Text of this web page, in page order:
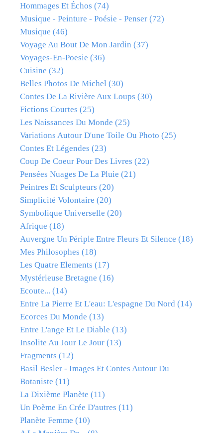
Hommages Et Échos (74)
Musique - Peinture - Poésie - Penser (72)
Musique (46)
Voyage Au Bout De Mon Jardin (37)
Voyages-En-Poesie (36)
Cuisine (32)
Belles Photos De Michel (30)
Contes De La Rivière Aux Loups (30)
Fictions Courtes (25)
Les Naissances Du Monde (25)
Variations Autour D'une Toile Ou Photo (25)
Contes Et Légendes (23)
Coup De Coeur Pour Des Livres (22)
Pensées Nuages De La Pluie (21)
Peintres Et Sculpteurs (20)
Simplicité Volontaire (20)
Symbolique Universelle (20)
Afrique (18)
Auvergne Un Périple Entre Fleurs Et Silence (18)
Mes Philosophes (18)
Les Quatre Elements (17)
Mystérieuse Bretagne (16)
Ecoute... (14)
Entre La Pierre Et L'eau: L'espagne Du Nord (14)
Ecorces Du Monde (13)
Entre L'ange Et Le Diable (13)
Insolite Au Jour Le Jour (13)
Fragments (12)
Basil Besler - Images Et Contes Autour Du
Botaniste (11)
La Dixième Planète (11)
Un Poème En Crée D'autres (11)
Planète Femme (10)